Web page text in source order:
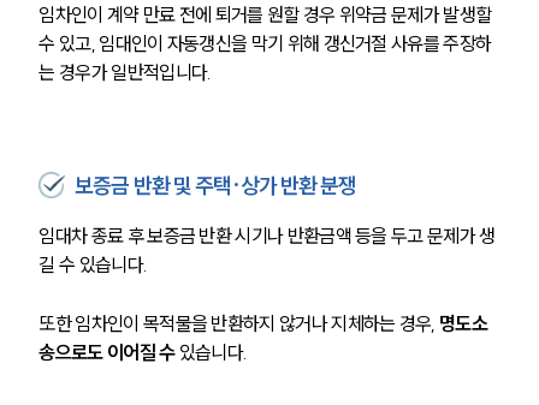
임차인이 계약 만료 전에 퇴거를 원할 경우 위약금 문제가 발생할
수 있고, 임대인이 자동갱신을 막기 위해 갱신거절 사유를 주장하
는 경우가 일반적입니다.
보증금 반환 및 주택·상가 반환 분쟁
임대차 종료 후 보증금 반환 시기나 반환금액 등을 두고 문제가 생
길 수 있습니다.
또한 임차인이 목적물을 반환하지 않거나 지체하는 경우, 명도소
송으로도 이어질 수 있습니다.